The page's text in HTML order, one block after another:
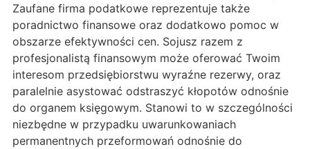
Zaufane firma podatkowe reprezentuje także
poradnictwo finansowe oraz dodatkowo pomoc w
obszarze efektywności cen. Sojusz razem z
profesjonalistą finansowym może oferować Twoim
interesom przedsiębiorstwu wyraźne rezerwy, oraz
paralelnie asystować odstraszyć kłopotów odnośnie
do organem księgowym. Stanowi to w szczególności
niezbędne w przypadku uwarunkowaniach
permanentnych przeformowań odnośnie do